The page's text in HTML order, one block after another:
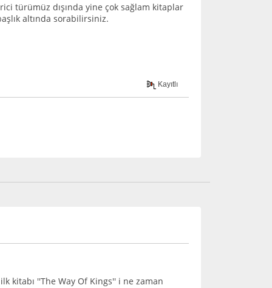
türümüz dışında yine çok sağlam kitaplar
altında sorabilirsiniz.
Kayıtlı
kitabı ''The Way Of Kings'' i ne zaman